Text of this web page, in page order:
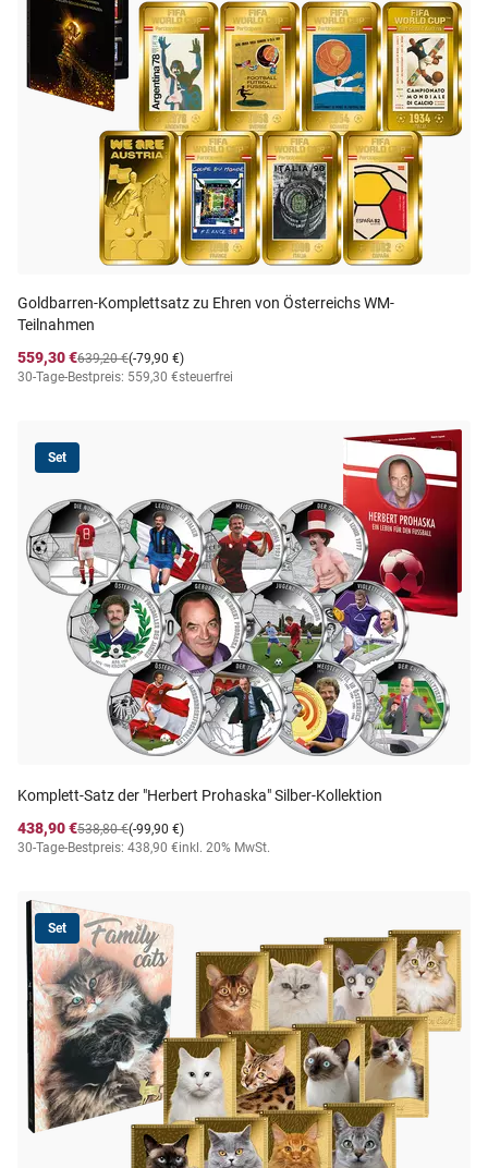
Goldbarren-Komplettsatz zu Ehren von Österreichs WM-
Teilnahmen
559,30 €
(-79,90 €)
639,20 €
30-Tage-Bestpreis: 559,30 €steuerfrei
Set
Komplett-Satz der "Herbert Prohaska" Silber-Kollektion
438,90 €
(-99,90 €)
538,80 €
30-Tage-Bestpreis: 438,90 €inkl. 20% MwSt.
Set